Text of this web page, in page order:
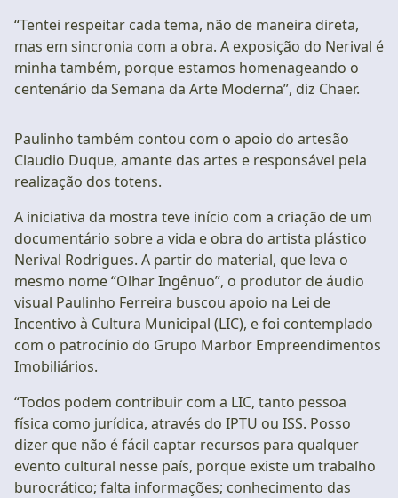
“Tentei respeitar cada tema, não de maneira direta,
mas em sincronia com a obra. A exposição do Nerival é
minha também, porque estamos homenageando o
centenário da Semana da Arte Moderna”, diz Chaer.
Paulinho também contou com o apoio do artesão
Claudio Duque, amante das artes e responsável pela
realização dos totens.
A iniciativa da mostra teve início com a criação de um
documentário sobre a vida e obra do artista plástico
Nerival Rodrigues. A partir do material, que leva o
mesmo nome “Olhar Ingênuo”, o produtor de áudio
visual Paulinho Ferreira buscou apoio na Lei de
Incentivo à Cultura Municipal (LIC), e foi contemplado
com o patrocínio do Grupo Marbor Empreendimentos
Imobiliários.
“Todos podem contribuir com a LIC, tanto pessoa
física como jurídica, através do IPTU ou ISS. Posso
dizer que não é fácil captar recursos para qualquer
evento cultural nesse país, porque existe um trabalho
burocrático; falta informações; conhecimento das